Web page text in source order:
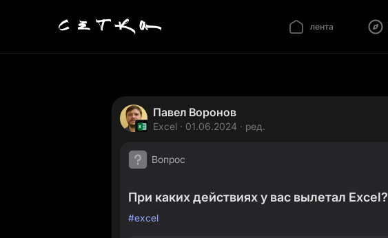
лента
Павел Воронов
Excel · 01.06.2024 · ред.
Вопрос
При каких действиях у вас вылетал Excel?
#excel